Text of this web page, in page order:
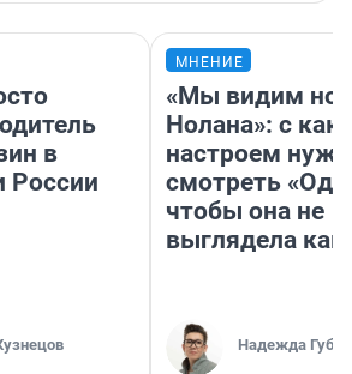
в
России
МНЕНИЕ
«Мы видим
Нолана»: с
настроем
смотреть
чтобы она не
выглядела как
Надежда